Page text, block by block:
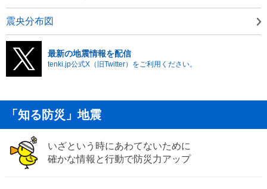
震央分布図
最新の地震情報を配信
tenki.jp公式X（旧Twitter）をご利用ください。
「知る防災」地震
いざという時にあわてないために
確かな情報と行動で防災力アップ